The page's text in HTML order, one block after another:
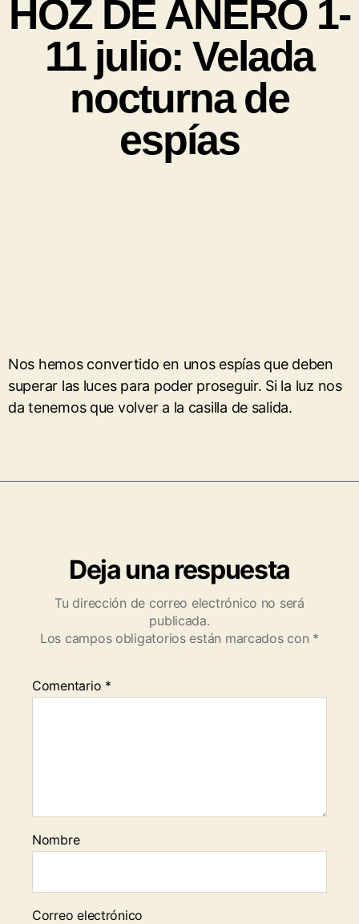
HOZ DE ANERO 1-
11 julio: Velada
nocturna de
espías
Nos hemos convertido en unos espías que deben
superar las luces para poder proseguir. Si la luz nos
da tenemos que volver a la casilla de salida.
Deja una respuesta
Tu dirección de correo electrónico no será
publicada.
Los campos obligatorios están marcados con *
Comentario *
Nombre
Correo electrónico